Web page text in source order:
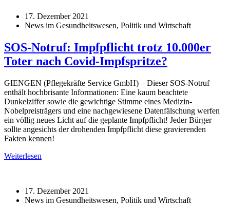
17. Dezember 2021
News im Gesundheitswesen, Politik und Wirtschaft
SOS-Notruf: Impfpflicht trotz 10.000er
Toter nach Covid-Impfspritze?
GIENGEN (Pflegekräfte Service GmbH) – Dieser SOS-Notruf
enthält hochbrisante Informationen: Eine kaum beachtete
Dunkelziffer sowie die gewichtige Stimme eines Medizin-
Nobelpreisträgers und eine nachgewiesene Datenfälschung werfen
ein völlig neues Licht auf die geplante Impfpflicht! Jeder Bürger
sollte angesichts der drohenden Impfpflicht diese gravierenden
Fakten kennen!
Weiterlesen
17. Dezember 2021
News im Gesundheitswesen, Politik und Wirtschaft